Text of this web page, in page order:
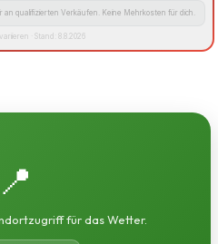
qualifizierten Verkäufen. Keine Mehrkosten für dich.
· Stand: 8.8.2026
📍
für das Wetter.